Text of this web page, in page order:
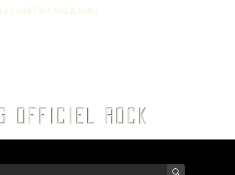
3 x sans frais avec Klarna !
OFFICIEL ROCK